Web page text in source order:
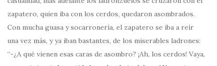
zapatero, quien iba con los cerdos, quedaron asombrados.
Con mucha guasa y socarronería, el zapatero se iba a reír
una vez más, y ya iban bastantes, de los miserables ladrones:
“-¿A qué vienen esas caras de asombro? ¡Ah, los cerdos! Vaya,